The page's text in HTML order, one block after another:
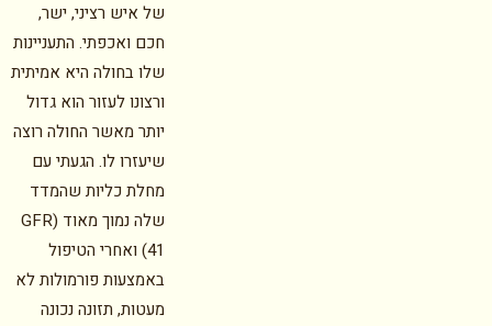
של איש רציני, ישר,
חכם ואכפתי. התעניינות
שלו בחולה היא אמיתית
ורצונו לעזור הוא גדול
יותר מאשר החולה רוצה
שיעזרו לו. הגעתי עם
מחלת כליות שהמדד
שלה נמוך מאוד (GFR
41) ואחרי הטיפול
באמצעות פורמולות לא
מעטות, תזונה נכונה